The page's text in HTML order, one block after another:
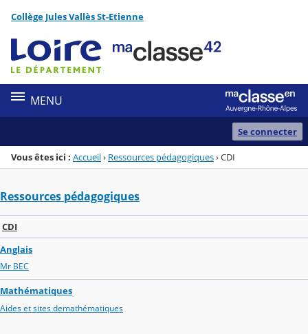
Menu de la rubrique
Contenu
Collège Jules Vallès St-Etienne
MENU
Se connecter
Vous êtes ici : Accueil› Ressources pédagogiques›CDI
Ressources pédagogiques
CDI
Anglais
Mr BEC
Mathématiques
Aides et sites demathématiques